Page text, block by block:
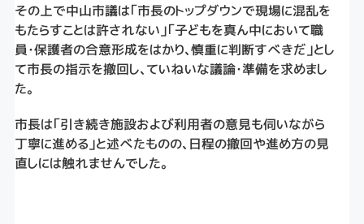
その上で中山市議は「市長のトップダウンで現場に混乱を
もたらすことは許されない」「子どもを真ん中において職
員・保護者の合意形成をはかり、慎重に判断すべきだ」とし
て市長の指示を撤回し、ていねいな議論・準備を求めまし
た。
市長は「引き続き施設および利用者の意見も伺いながら
丁寧に進める」と述べたものの、日程の撤回や進め方の見
直しには触れませんでした。